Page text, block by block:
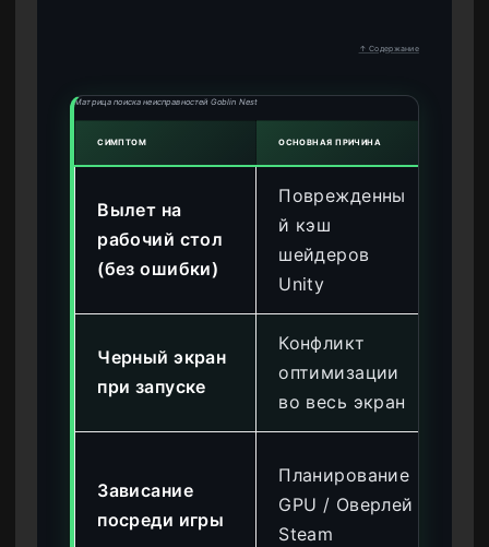
↑ Содержание
Матрица поиска неисправностей Goblin Nest
СИМПТОМ ОСНОВНАЯ ПРИЧИНА
Вылет на
рабочий стол
(без ошибки)
Поврежденны
й кэш
шейдеров
Unity
Черный экран
при запуске
Конфликт
оптимизации
во весь экран
Зависание
посреди игры
Планирование
GPU / Оверлей
Steam